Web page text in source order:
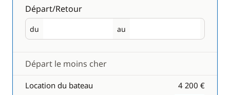
Départ/Retour
du
Départ au
Retour
Départ le moins cher
Location du bateau 4 200 €